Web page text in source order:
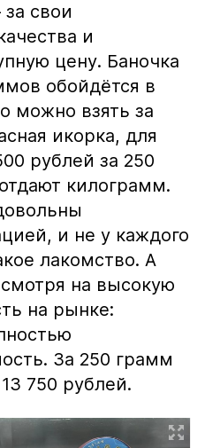
свои
и
цену. Баночка
обойдётся в
можно взять за
икорка, для
рублей за 250
килограмм.
и не у каждого
лакомство. А
на высокую
на рынке:
За 250 грамм
750 рублей.